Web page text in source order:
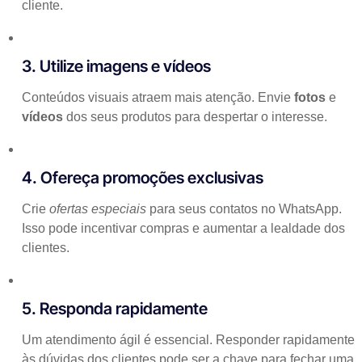
cliente.
3. Utilize imagens e vídeos
Conteúdos visuais atraem mais atenção. Enviefotos e
vídeos dos seus produtos para despertar o interesse.
4. Ofereça promoções exclusivas
Crieofertas especiais para seus contatos no WhatsApp.
Isso pode incentivar compras e aumentar a lealdade dos
clientes.
5. Responda rapidamente
Um atendimento ágil é essencial. Responder rapidamente
às dúvidas dos clientes pode ser a chave para fechar uma